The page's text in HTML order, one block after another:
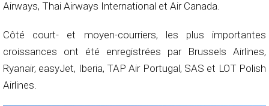
Airways, Thai Airways International et Air Canada.
Côté court- et moyen-courriers, les plus importantes
croissances ont été enregistrées par Brussels Airlines,
Ryanair, easyJet, Iberia, TAP Air Portugal, SAS et LOT Polish
Airlines.